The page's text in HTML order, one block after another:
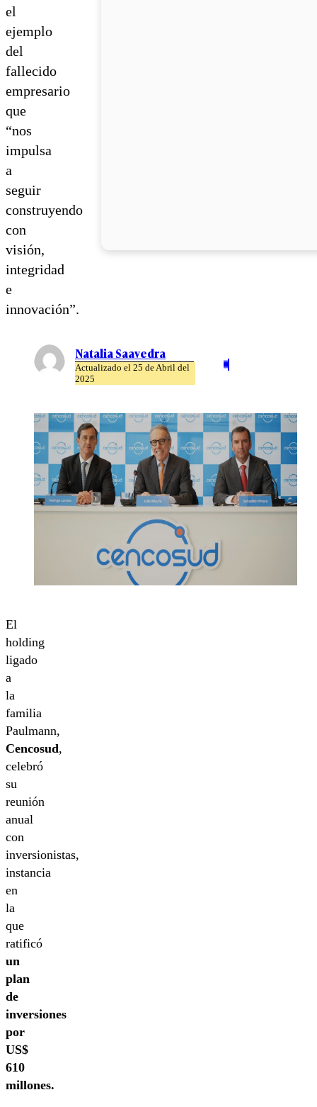
el
ejemplo
del
fallecido
empresario
que
“nos
impulsa
a
seguir
construyendo
con
visión,
integridad
e
innovación”.
Natalia Saavedra
Actualizado el 25 de Abril del
2025
El
holding
ligado
a
la
familia
Paulmann,
Cencosud,
celebró
su
reunión
anual
con
inversionistas,
instancia
en
la
que
ratificó
un
plan
de
inversiones
por
US$
610
millones.